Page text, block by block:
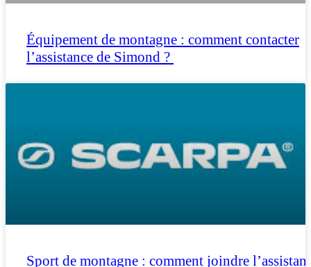
Équipement de montagne : comment contacter
l’assistance de Simond ?
Sport de montagne : comment joindre